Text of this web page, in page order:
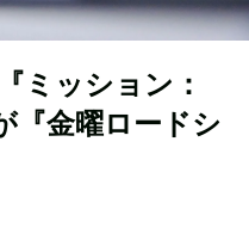
ミッション：
『金曜ロードシ